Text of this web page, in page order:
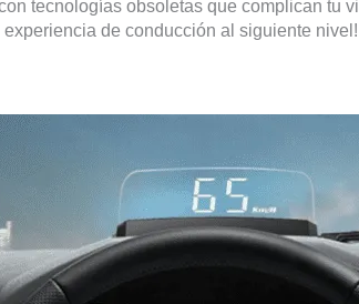
tecnologías obsoletas que complican tu
de conducción al siguiente nivel!